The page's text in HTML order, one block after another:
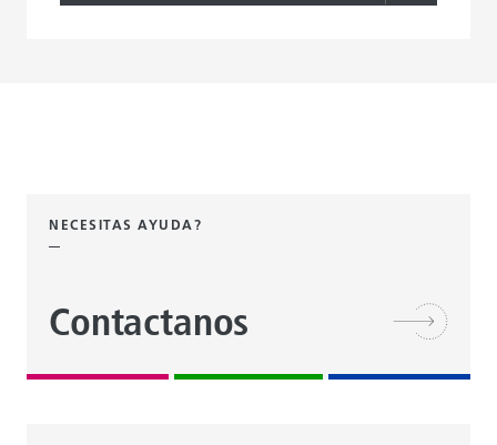
NECESITAS AYUDA?
Contactanos